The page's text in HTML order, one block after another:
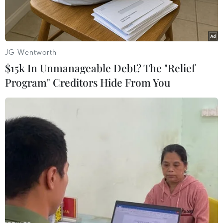
Ảnh minh họa. (Ảnh: CTV/Vietnam+)
Tại văn bản trả lời đại biểu Quốc hội tỉnh Bình
Dương, Thống đốc Ngân hàng Nhà nước
Nguyễn Thị Hồng cho biết các giải pháp đang
hướng dòng vốn tín dụng vào sản xuất kinh
JG Wentworth
$15k In Unmanageable Debt? The "Relief
Program" Creditors Hide From You